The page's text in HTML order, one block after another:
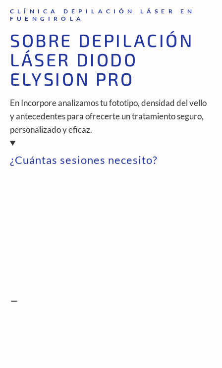
CLÍNICA DEPILACIÓN LÁSER EN
FUENGIROLA
SOBRE DEPILACIÓN
LÁSER DIODO
ELYSION PRO
En Incorpore analizamos tu fototipo, densidad del vello
y antecedentes para ofrecerte un tratamiento seguro,
personalizado y eficaz.
¿Cuántas sesiones necesito?